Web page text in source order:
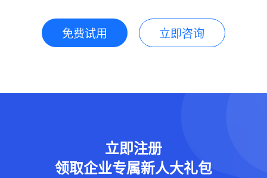
免费试用 立即咨询
立即注册
领取企业专属新人大礼包